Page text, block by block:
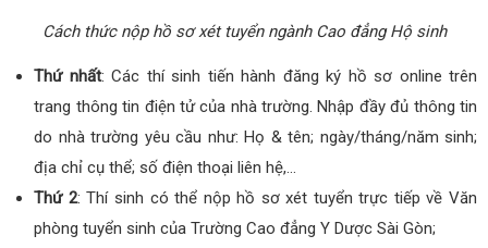
Cách thức nộp hồ sơ xét tuyển ngành Cao đẳng Hộ sinh
Thứ nhất: Các thí sinh tiến hành đăng ký hồ sơ online trên
trang thông tin điện tử của nhà trường. Nhập đầy đủ thông tin
do nhà trường yêu cầu như: Họ & tên; ngày/tháng/năm sinh;
địa chỉ cụ thể; số điện thoại liên hệ,…
Thứ 2: Thí sinh có thể nộp hồ sơ xét tuyển trực tiếp về Văn
phòng tuyển sinh của Trường Cao đẳng Y Dược Sài Gòn;